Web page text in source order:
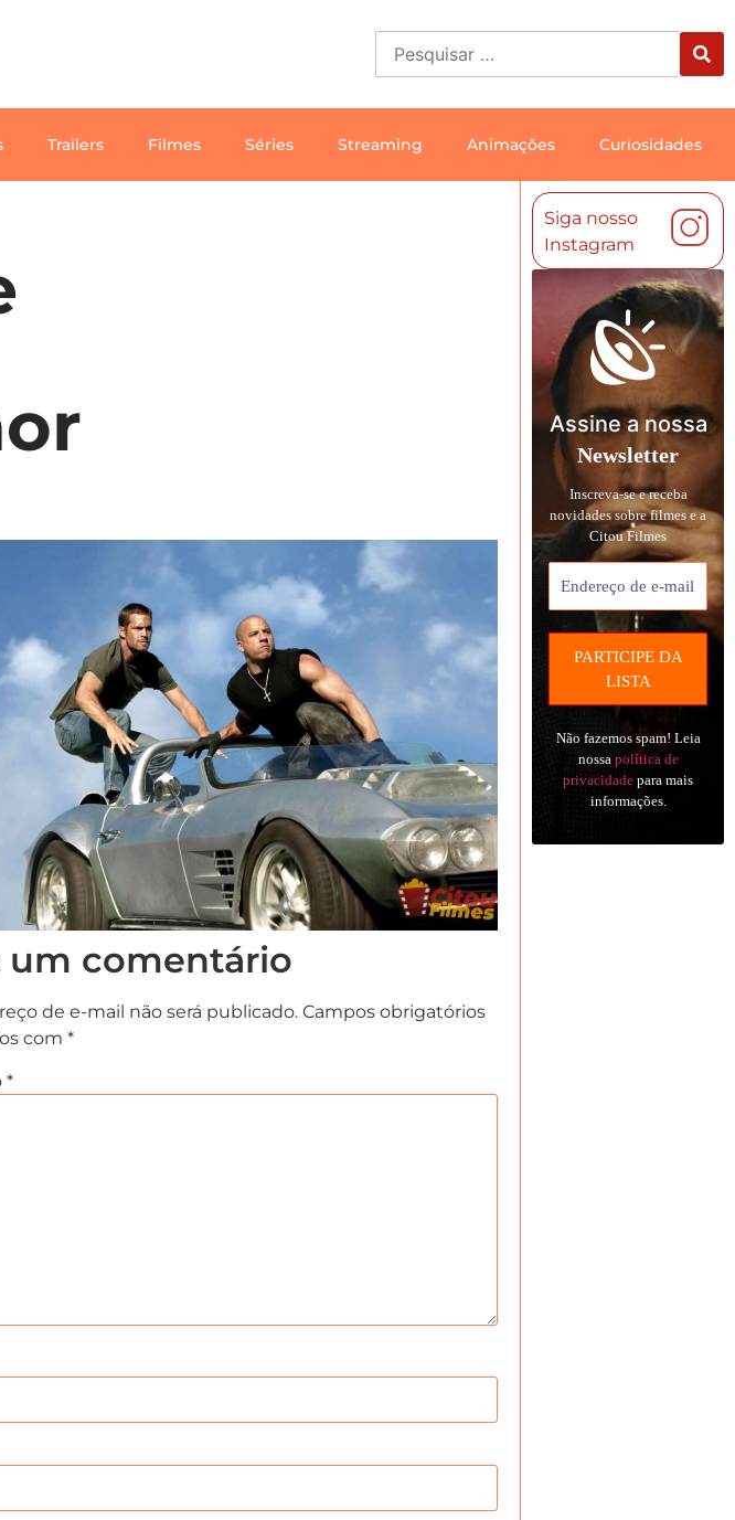
Trailers Filmes Séries Streaming Animações Curiosidades
um comentário
de e-mail não será publicado. Campos obrigatórios
com *
*
Assine a nossa
Newsletter
Inscreva-se e receba
novidades sobre filmes e a
Citou Filmes
Não fazemos spam! Leia
nossa política de
privacidade para mais
informações.
Siga nosso
Instagram